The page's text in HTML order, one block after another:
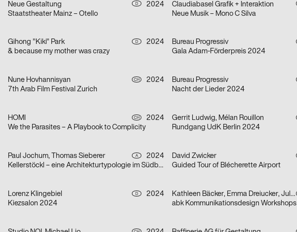
Neue Gestaltung D
2024
Staatstheater Mainz – Otello
Claudiabasel Grafik + Interaktion
Neue Musik – Mono C Silva
Gihong "Kiki" Park D
2024
& because my mother was crazy
Bureau Progressiv
Gala Adam-Förderpreis 2024
Nune Hovhannisyan CH
2024
7th Arab Film Festival Zurich
Bureau Progressiv
Nacht der Lieder 2024
HOMI CH
2024
We the Parasites – A Playbook to Complicity
Gerrit Ludwig, Mélan Rouillon
Rundgang UdK Berlin 2024
Paul Jochum, Thomas Sieberer A
2024
Kellerstöckl – eine Architekturtypologie im Südburgenland
David Zwicker
Guided Tour of Blécherette Airport
Lorenz Klingebiel D
2024
Kiezsalon 2024
Kathleen Bäcker, Emma Dreiucker, Julius Geyer, Max Reichert
abk Kommunikationsdesign Workshops